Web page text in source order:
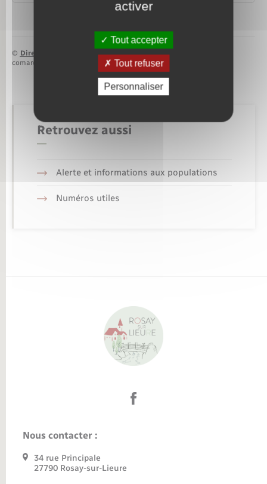
© Direction de l’information légale et administrative
comarquage developpé par baseo.io
Retrouvez aussi
Alerte et informations aux populations
Numéros utiles
Nous contacter :
34 rue Principale
27790 Rosay-sur-Lieure
activer
Tout accepter
Tout refuser
Personnaliser